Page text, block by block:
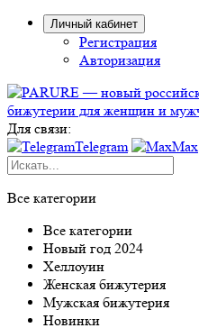
Личный кабинет
Регистрация
Авторизация
Для связи:
Telegram
Max
Все категории
Все категории
Новый год 2024
Хеллоуин
Женская бижутерия
Мужская бижутерия
Новинки